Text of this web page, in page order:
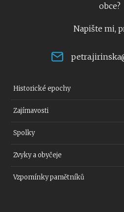
obce?
Napište mi,
Historické epochy
Zajímavosti
Spolky
Zvyky a obyčeje
Vzpomínky pamětníků